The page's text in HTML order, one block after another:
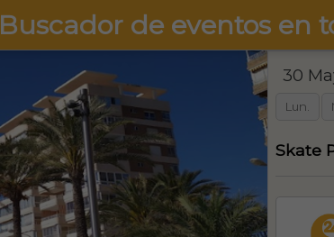
Buscador de eventos en
30
Lun.
Skate